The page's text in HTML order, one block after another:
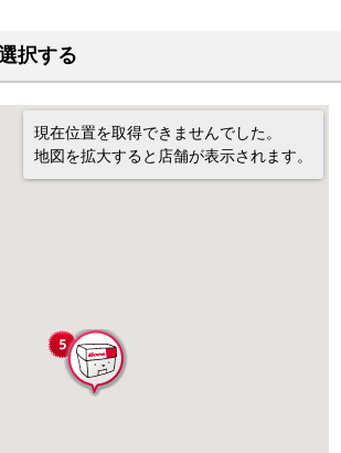
択する
現在位置を取得できませんでした。
地図を拡大すると店舗が表示されます。